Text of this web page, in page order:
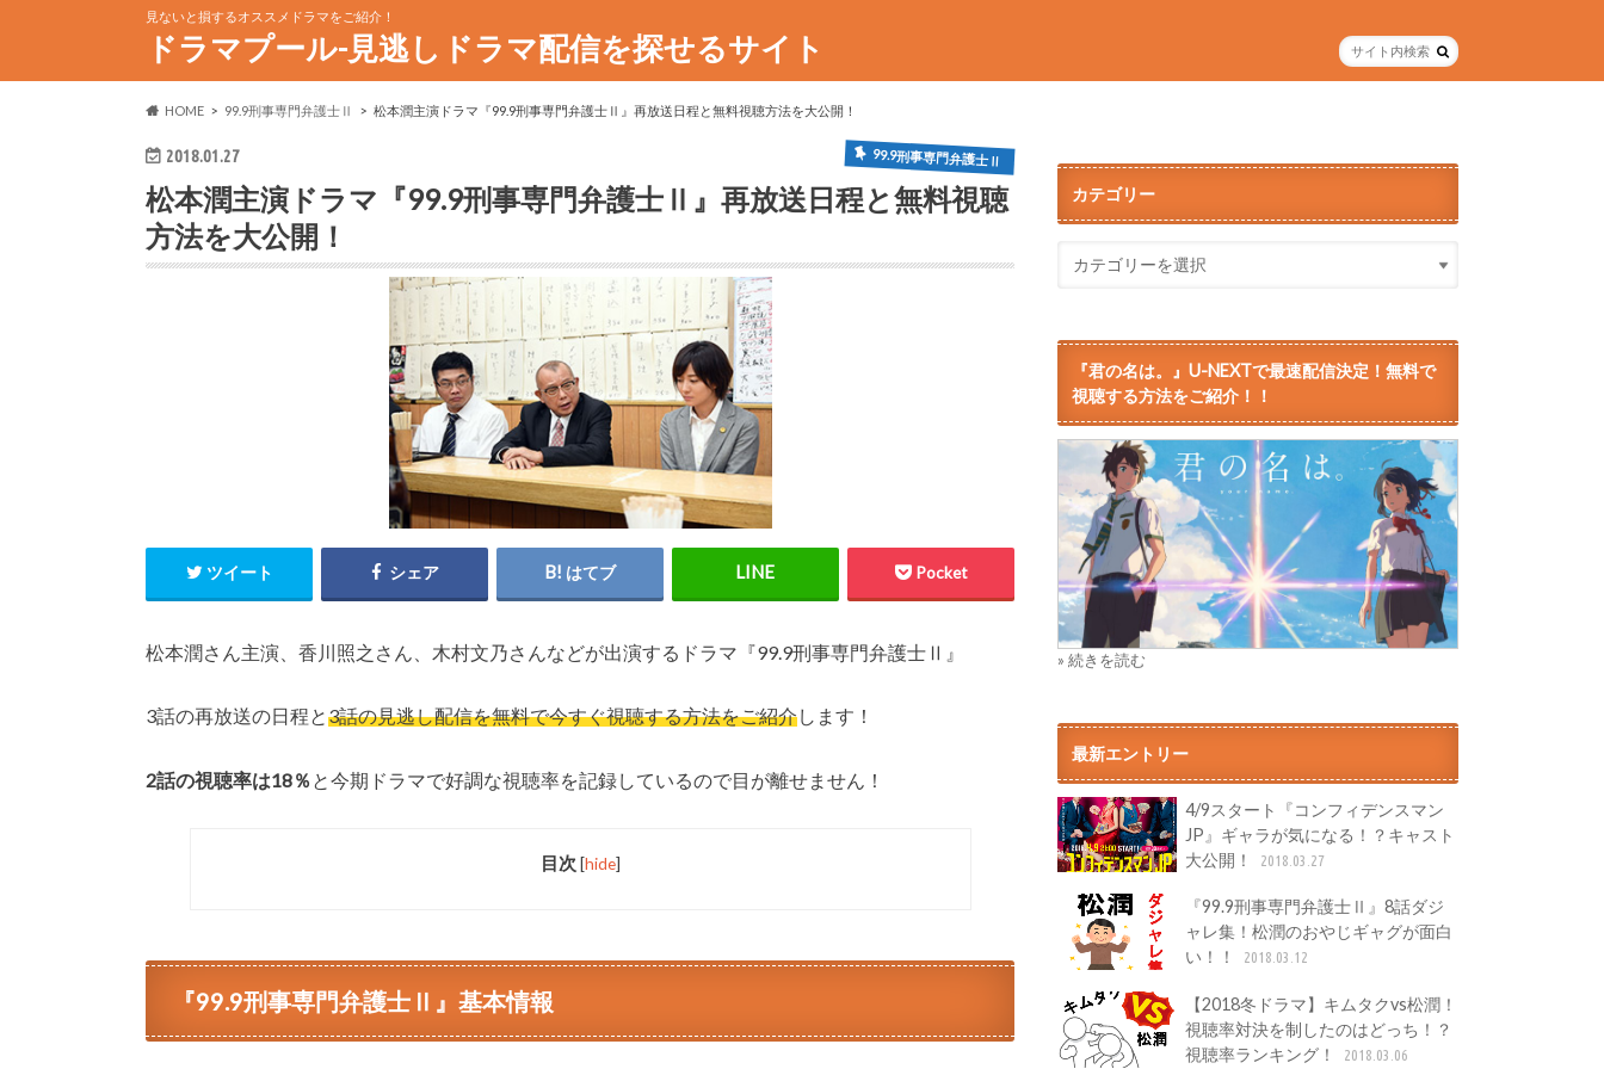
見ないと損するオススメドラマをご紹介！
ドラマプール-見逃しドラマ配信を探せるサイト
HOME 99.9刑事専門弁護士Ⅱ 松本潤主演ドラマ『99.9刑事専門弁護士Ⅱ』再放送日程と無料視聴方法を大公開！
2018.01.27 99.9刑事専門弁護士Ⅱ
松本潤主演ドラマ『99.9刑事専門弁護士Ⅱ』再放送日程と無料視聴
方法を大公開！
ツイート シェア はてブ Pocket
松本潤さん主演、香川照之さん、木村文乃さんなどが出演するドラマ『99.9刑事専門弁護士Ⅱ』
3話の再放送の日程と3話の見逃し配信を無料で今すぐ視聴する方法をご紹介します！
2話の視聴率は18％ と今期ドラマで好調な視聴率を記録しているので目が離せません！
目次 [hide]
『99.9刑事専門弁護士Ⅱ』基本情報
カテゴリー
『君の名は。』U-NEXTで最速配信決定！無料で
視聴する方法をご紹介！！
» 続きを読む
最新エントリー
4/9スタート『コンフィデンスマン
JP』ギャラが気になる！？キャスト
大公開！
2018.03.27
『99.9刑事専門弁護士Ⅱ』8話ダジ
ャレ集！松潤のおやじギャグが面白
い！！
2018.03.12
【2018冬ドラマ】キムタクvs松潤！
視聴率対決を制したのはどっち！？
視聴率ランキング！
2018.03.06